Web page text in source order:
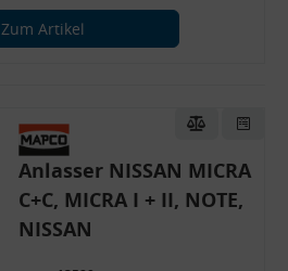
Zum Artikel
Anlasser NISSAN MICRA
C+C, MICRA I + II, NOTE,
NISSAN